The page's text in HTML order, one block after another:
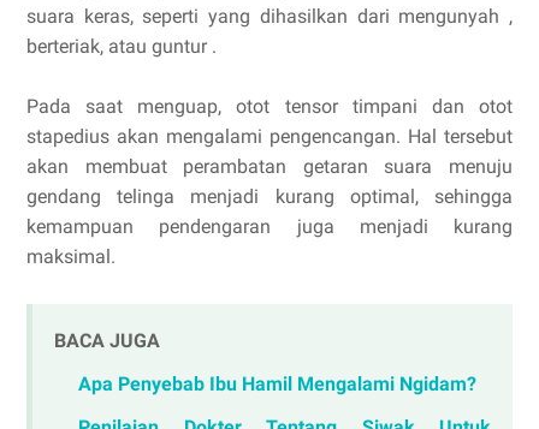
suara keras, seperti yang dihasilkan dari mengunyah ,
berteriak, atau guntur .
Pada saat menguap, otot tensor timpani dan otot
stapedius akan mengalami pengencangan. Hal tersebut
akan membuat perambatan getaran suara menuju
gendang telinga menjadi kurang optimal, sehingga
kemampuan pendengaran juga menjadi kurang
maksimal.
BACA JUGA
Apa Penyebab Ibu Hamil Mengalami Ngidam?